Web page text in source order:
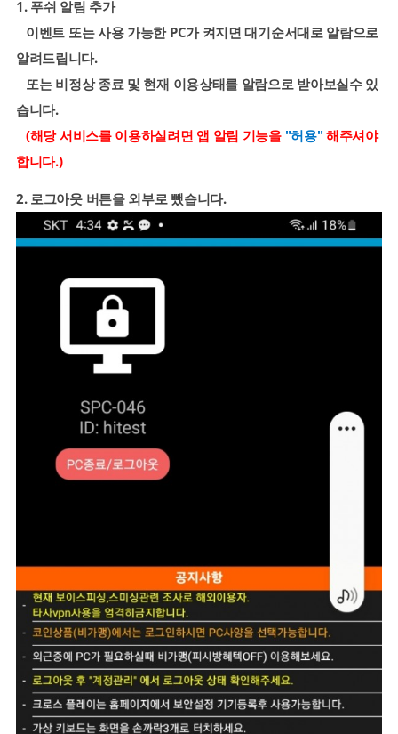
1. 푸쉬 알림 추가
이벤트 또는 사용 가능한 PC가 켜지면 대기순서대로 알람으로
알려드립니다.
또는 비정상 종료 및 현재 이용상태를 알람으로 받아보실수 있
습니다.
(해당 서비스를 이용하실려면 앱 알림 기능을 "허용" 해주셔야
합니다.)
2. 로그아웃 버튼을 외부로 뺐습니다.